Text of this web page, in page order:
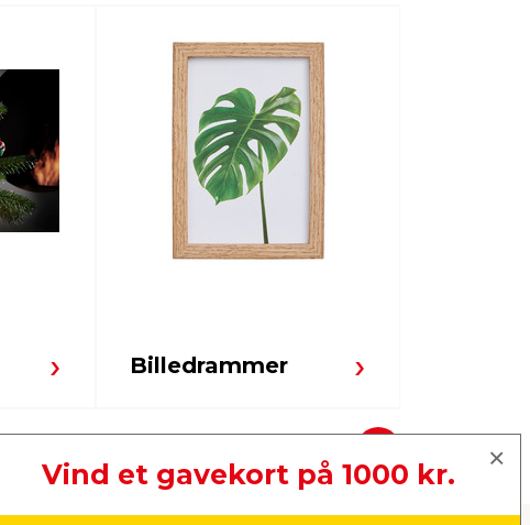
Billedrammer
Næste
Vind et gavekort på 1000 kr.